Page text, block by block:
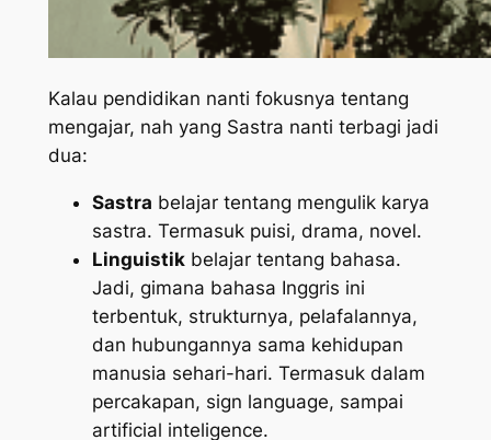
Kalau pendidikan nanti fokusnya tentang
mengajar, nah yang Sastra nanti terbagi jadi
dua:
Sastra belajar tentang mengulik karya
sastra. Termasuk puisi, drama, novel.
Linguistikbelajar tentang bahasa.
Jadi, gimana bahasa Inggris ini
terbentuk, strukturnya, pelafalannya,
dan hubungannya sama kehidupan
manusia sehari-hari. Termasuk dalam
percakapan, sign language, sampai
artificial inteligence.